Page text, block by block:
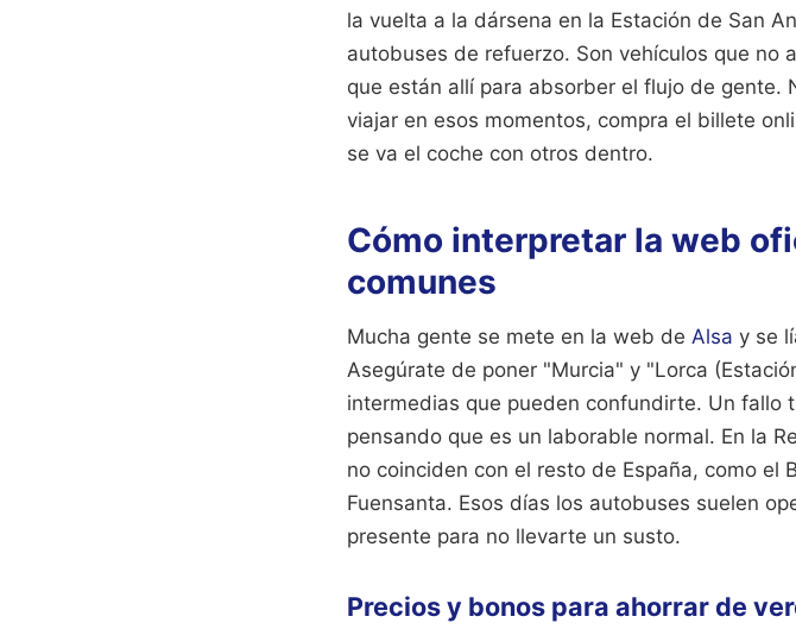
la vuelta a la dársena en la Estación de San
autobuses de refuerzo. Son vehículos que no
que están allí para absorber el flujo de
viajar en esos momentos, compra el billete
se va el coche con otros dentro.
Cómo interpretar la web
comunes
Mucha gente se mete en la web de Alsa y se
Asegúrate de poner "Murcia" y "Lorca
intermedias que pueden confundirte. Un fallo
pensando que es un laborable normal. En la
no coinciden con el resto de España, como el
Fuensanta. Esos días los autobuses suelen
presente para no llevarte un susto.
Precios y bonos para ahorrar de